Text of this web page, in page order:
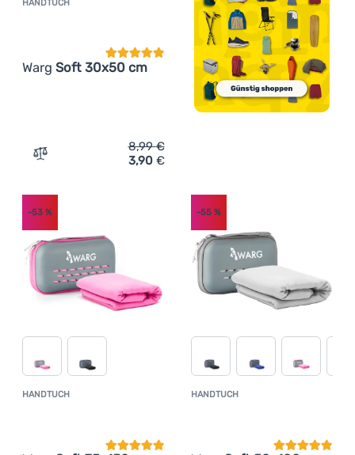
HANDTUCH
Warg Soft 30x50 cm
Kundenbewertung
Zum Vergleich 'Handtuch Warg Soft 30x50 cm'
8,99€
3,90 €
HANDTUCH Kundenbewertung
-53 %
HANDTUCH
-55%